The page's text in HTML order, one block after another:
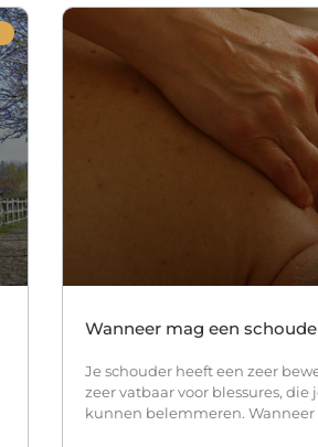
Wanneer mag een
Je schouder heeft een zeer
zeer vatbaar voor blessures,
kunnen belemmeren. Wanneer